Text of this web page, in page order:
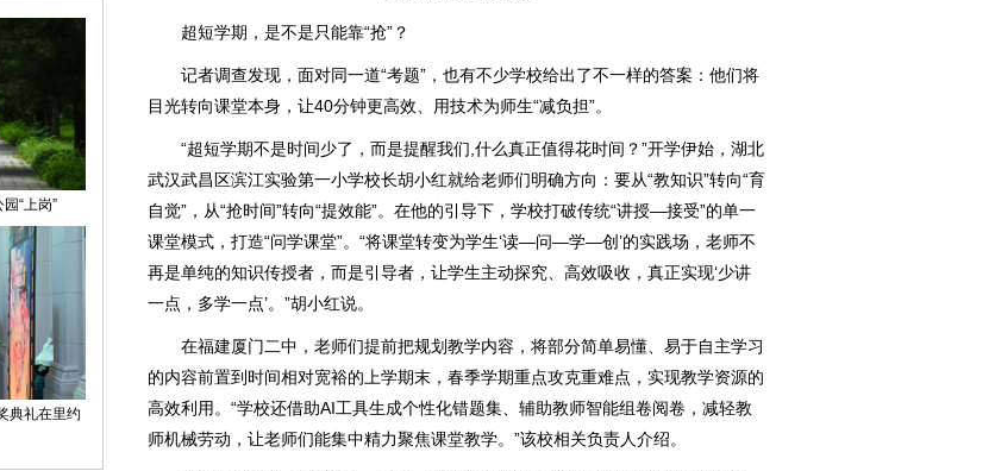
超短学期，是不是只能靠“抢”？
记者调查发现，面对同一道“考题”，也有不少学校给出了不一样的答案：他们将
目光转向课堂本身，让40分钟更高效、用技术为师生“减负担”。
“超短学期不是时间少了，而是提醒我们,什么真正值得花时间？”开学伊始，湖北
武汉武昌区滨江实验第一小学校长胡小红就给老师们明确方向：要从“教知识”转向“育
自觉”，从“抢时间”转向“提效能”。在他的引导下，学校打破传统“讲授—接受”的单一
课堂模式，打造“问学课堂”。“将课堂转变为学生‘读—问—学—创’的实践场，老师不
再是单纯的知识传授者，而是引导者，让学生主动探究、高效吸收，真正实现‘少讲
一点，多学一点’。”胡小红说。
在福建厦门二中，老师们提前把规划教学内容，将部分简单易懂、易于自主学习
的内容前置到时间相对宽裕的上学期末，春季学期重点攻克重难点，实现教学资源的
高效利用。“学校还借助AI工具生成个性化错题集、辅助教师智能组卷阅卷，减轻教
师机械劳动，让老师们能集中精力聚焦课堂教学。”该校相关负责人介绍。